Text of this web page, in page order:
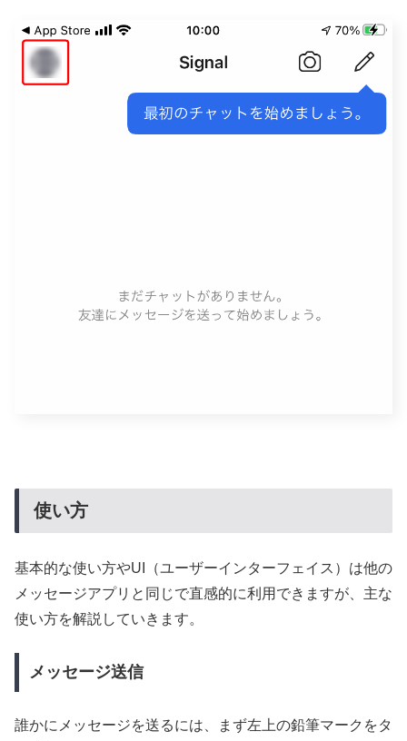
使い方
基本的な使い方やUI（ユーザーインターフェイス）は他の
メッセージアプリと同じで直感的に利用できますが、主な
使い方を解説していきます。
メッセージ送信
誰かにメッセージを送るには、まず左上の鉛筆マークをタ